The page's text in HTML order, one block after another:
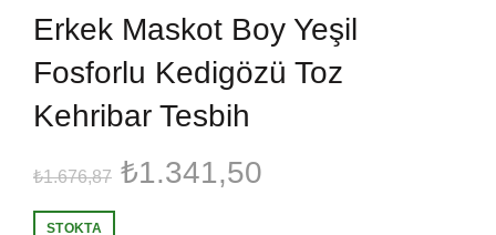
Erkek Maskot Boy Yeşil
Fosforlu Kedigözü Toz
Kehribar Tesbih
₺1.676,87 Orijinal
₺1.341,50
STOKTA